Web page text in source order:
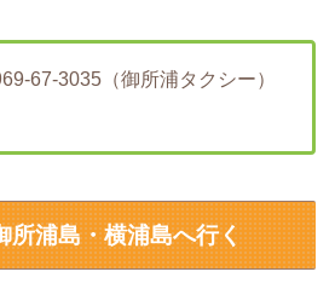
67-3035（御所浦タクシー）
所浦島・横浦島へ行く